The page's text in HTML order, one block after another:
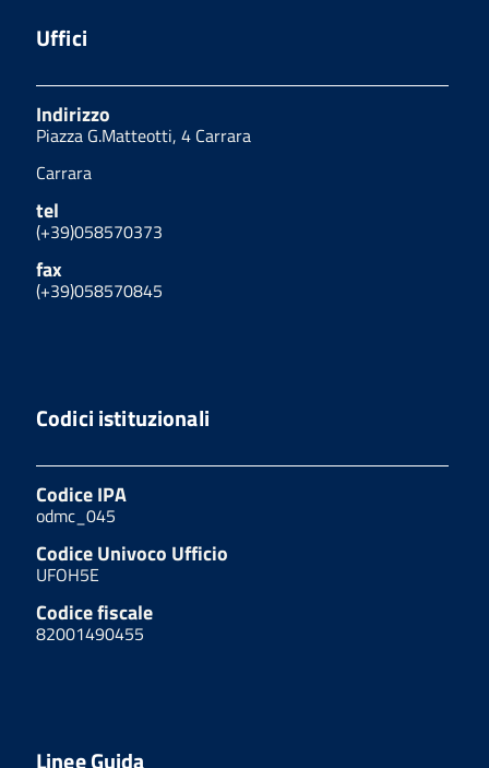
Uffici
Indirizzo
Piazza G.Matteotti, 4 Carrara
Carrara
tel
(+39)058570373
fax
(+39)058570845
Codici istituzionali
Codice IPA
odmc_045
Codice Univoco Ufficio
UFOH5E
Codice fiscale
82001490455
Linee Guida